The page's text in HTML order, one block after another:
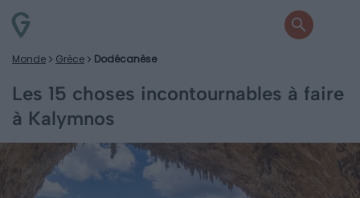
Monde Grèce Dodécanèse
Les 15 choses incontournables à faire
à Kalymnos